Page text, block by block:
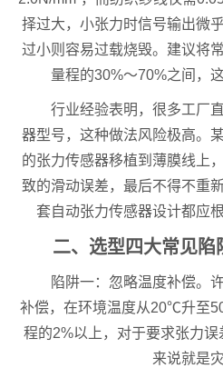
择过大，小张力时信号输出微
过小则容易过载烧毁。建议将
量程的30%～70%之间，
行业经验表明，很多工厂
器型号，这种做法风险极高。
的张力传感器移植到薄膜线上
致的滑动误差，最后不得不重
套自动张力传感器设计都应
二、选型四大常见陷
陷阱一：忽略温度补偿。
补偿，在环境温度从20℃升至
程的2%以上，对于要求张力
来说就是灾